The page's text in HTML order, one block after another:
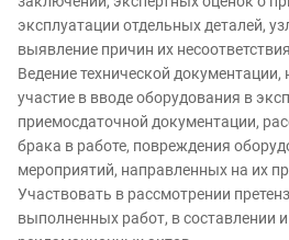
эксплуатации отдельных деталей,
выявление причин их
Ведение технической
участие в вводе оборудования в
приемосдаточной документации,
брака в работе, повреждения
мероприятий, направленных на их
Участвовать в рассмотрении
выполненных работ, в составлении